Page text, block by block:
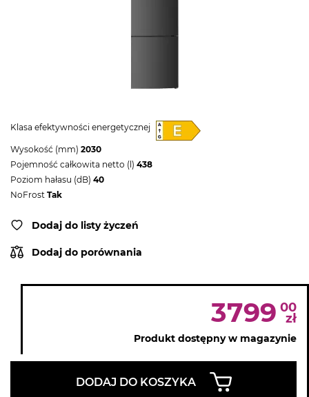
Klasa efektywności energetycznej
Wysokość (mm) 2030
Pojemność całkowita netto (l) 438
Poziom hałasu (dB) 40
NoFrost Tak
Dodaj do listy życzeń
Dodaj do porównania
3799 00
zł
Produkt dostępny w magazynie
DODAJ DO KOSZYKA